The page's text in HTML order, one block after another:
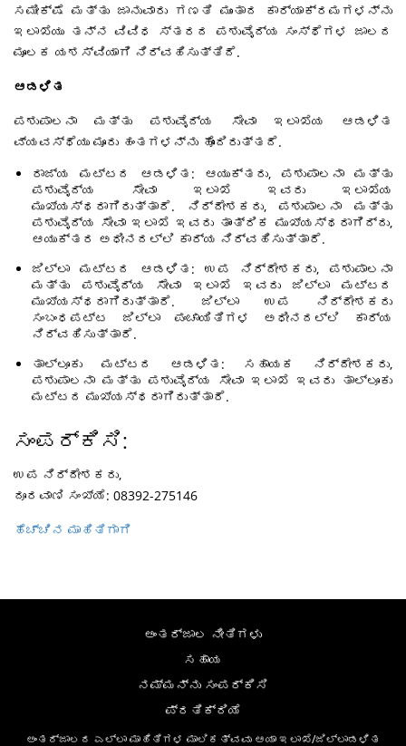
ಸಮೀಕ್ಷೆ ಮತ್ತು ಜಾನುವಾರು ಗಣತಿ ಮುಂತಾದ ಕಾರ್ಯಾಕ್ರಮಗಳನ್ನು
ಇಲಾಖೆಯು ತನ್ನ ವಿವಿಧ ಸ್ತರದ ಪಶುವೈದ್ಯ ಸಂಸ್ಥೆಗಳ ಜಾಲದ
ಮೂಲಕ ಯಶಸ್ವಿಯಾಗಿ ನಿರ್ವಹಿಸುತ್ತಿದೆ.
ಆಡಳಿತ
ಪಶುಪಾಲನಾ ಮತ್ತು ಪಶುವೈದ್ಯ ಸೇವಾ ಇಲಾಖೆಯ ಆಡಳಿತ
ವ್ಯವಸ್ಥೆಯು ಮೂರು ಹಂತಗಳನ್ನು ಹೊಂದಿರುತ್ತದೆ.
ರಾಜ್ಯ ಮಟ್ಟದ ಆಡಳಿತ: ಆಯುಕ್ತರು, ಪಶುಪಾಲನಾ ಮತ್ತು
ಪಶುವೈದ್ಯ ಸೇವಾ ಇಲಾಖೆ ಇವರು ಇಲಾಖೆಯ
ಮುಖ್ಯಸ್ಥರಾಗಿರುತ್ತಾರೆ. ನಿರ್ದೇಶಕರು, ಪಶುಪಾಲನಾ ಮತ್ತು
ಪಶುವೈದ್ಯ ಸೇವಾ ಇಲಾಖೆ ಇವರು ತಾಂತ್ರಿಕ ಮುಖ್ಯಸ್ಥರಾಗಿದ್ದು,
ಆಯುಕ್ತರ ಅಧೀನದಲ್ಲಿ ಕಾರ್ಯ ನಿರ್ವಹಿಸುತ್ತಾರೆ.
ಜಿಲ್ಲಾ ಮಟ್ಟದ ಆಡಳಿತ: ಉಪ ನಿರ್ದೇಶಕರು, ಪಶುಪಾಲನಾ
ಮತ್ತು ಪಶುವೈದ್ಯ ಸೇವಾ ಇಲಾಖೆ ಇವರು ಜಿಲ್ಲಾ ಮಟ್ಟದ
ಮುಖ್ಯಸ್ಥರಾಗಿರುತ್ತಾರೆ. ಜಿಲ್ಲಾ ಉಪ ನಿರ್ದೇಶಕರು
ಸಂಬಂಧಪಟ್ಟ ಜಿಲ್ಲಾ ಪಂಚಾಯಿತಿಗಳ ಅಧೀನದಲ್ಲಿ ಕಾರ್ಯ
ನಿರ್ವಹಿಸುತ್ತಾರೆ.
ತಾಲ್ಲೂಕು ಮಟ್ಟದ ಆಡಳಿತ: ಸಹಾಯಕ ನಿರ್ದೇಶಕರು,
ಪಶುಪಾಲನಾ ಮತ್ತು ಪಶುವೈದ್ಯ ಸೇವಾ ಇಲಾಖೆ ಇವರು ತಾಲ್ಲೂಕು
ಮಟ್ಟದ ಮುಖ್ಯಸ್ಥರಾಗಿರುತ್ತಾರೆ.
ಸಂಪರ್ಕಿಸಿ:
ಉಪ ನಿರ್ದೇಶಕರು,
ದೂರವಾಣಿ ಸಂಖ್ಯೆ: 08392-275146
ಹೆಚ್ಚಿನ ಮಾಹಿತಿಗಾಗಿ
ಅಂತರ್ಜಾಲ ನೀತಿಗಳು
ಸಹಾಯ
ನಮ್ಮನ್ನು ಸಂಪರ್ಕಿಸಿ
ಪ್ರತಿಕ್ರಿಯೆ
ಅಂತರ್ಜಾಲದ ಎಲ್ಲಾ ಮಾಹಿತಿಗಳ ಮಾಲಿಕತ್ವವು ಆಯಾ ಇಲಾಖೆ/ಜಿಲ್ಲಾಡಳಿತ